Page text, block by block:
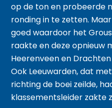
op de ton en probeerde
ronding in te zetten.
goed waardoor het
raakte en deze opnieuw
Heerenveen en
Ook Leeuwarden, dat
richting de boei zeilde,
klassementsleider zakte